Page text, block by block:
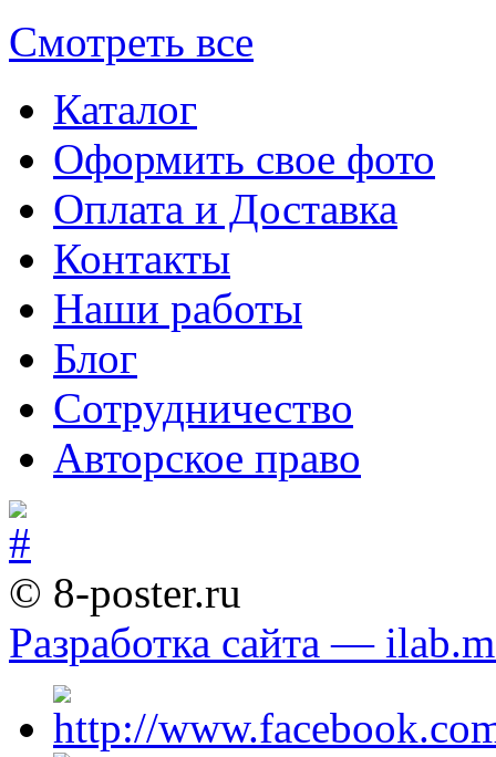
Смотреть все
Каталог
Оформить свое фото
Оплата и Доставка
Контакты
Наши работы
Блог
Сотрудничество
Авторское право
© 8-poster.ru
Разработка сайта —